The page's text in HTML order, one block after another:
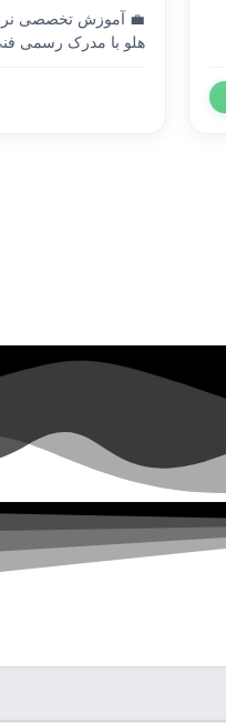
💼 آموزش تخصصی
هلو با مدرک رسمی